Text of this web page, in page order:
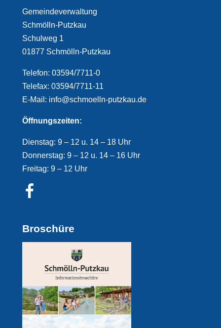
Gemeindeverwaltung
Schmölln-Putzkau
Schulweg 1
01877 Schmölln-Putzkau
Telefon: 03594/7711-0
Telefax: 03594/7711-11
E-Mail: info@schmoelln-putzkau.de
Öffnungszeiten:
Dienstag: 9 – 12 u. 14 – 18 Uhr
Donnerstag: 9 – 12 u. 14 – 16 Uhr
Freitag: 9 – 12 Uhr
Broschüre